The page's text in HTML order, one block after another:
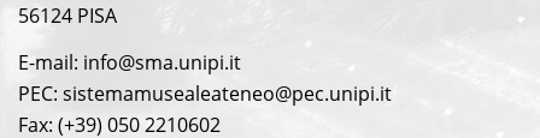
k
m
56124 PISA
E-mail: info@sma.unipi.it
PEC: sistemamusealeateneo@pec.unipi.it
Fax: (+39) 050 2210602